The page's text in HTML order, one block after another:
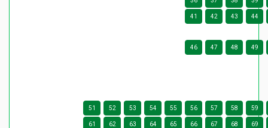
41 42 43 44
46 47 48 49
51 52 53 54 55 56 57 58 59
61 62 63 64 65 66 67 68 69